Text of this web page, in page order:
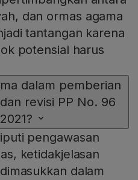
dan ormas agama
tantangan karena
potensial harus
dalam pemberian
revisi PP No. 96
pengawasan
ketidakjelasan
dalam